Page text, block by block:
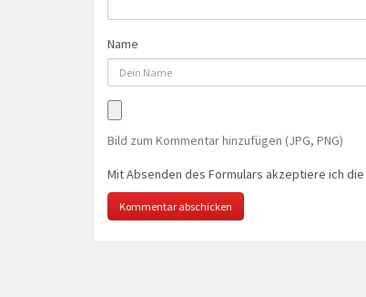
Name
Bild zum Kommentar hinzufügen (JPG, PNG)
Mit Absenden des Formulars akzeptiere ich die